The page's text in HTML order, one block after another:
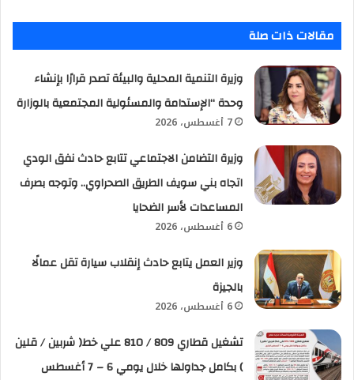
مقالات ذات صلة
وزيرة التنمية المحلية والبيئة تصدر قرارًا بإنشاء
وحدة “الإستدامة والمسئولية المجتمعية بالوزارة
7 أغسطس، 2026
وزيرة التضامن الاجتماعي تتابع حادث نفق الودي
اتجاه بني سويف الطريق الصحراوي.. وتوجه بصرف
المساعدات لأسر الضحايا
6 أغسطس، 2026
وزير العمل يتابع حادث إنقلاب سيارة تقل عمالًا
بالجيزة
6 أغسطس، 2026
تشغيل قطاري 809 / 810 علي خط( شربين / قلين
) بكامل جداولها خلال يومي 6 – 7 أغسطس